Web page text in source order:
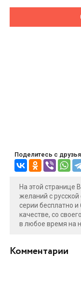
Семейство Рона
Поделитесь с
На этой странице
желаний с
серии бесплатно
качестве, со
в любое время на
Комментарии